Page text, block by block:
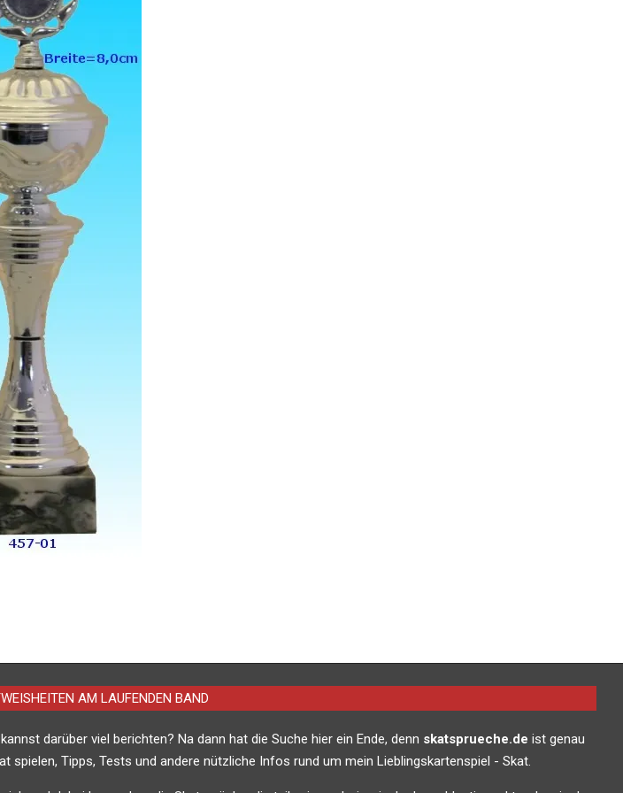
AM LAUFENDEN BAND
darüber viel berichten? Na dann hat die Suche hier ein Ende, denn skatsprueche.de ist genau
spielen, Tipps, Tests und andere nützliche Infos rund um mein Lieblingskartenspiel - Skat.